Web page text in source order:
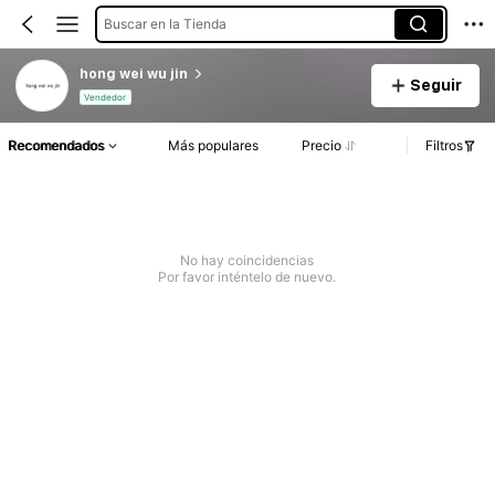
Buscar en la Tienda
hong wei wu jin
Vendedor
Seguir
Recomendados Más populares Precio Filtros
No hay coincidencias
Por favor inténtelo de nuevo.